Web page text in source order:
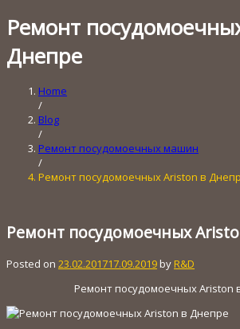
Ремонт
Днепре
Home
/
Blog
/
Ремонт посудомоечных машин
/
Ремонт посудомоечных Ariston в
Ремонт посудомоечных
Posted on 23.02.201717.09.2019by R&D
Ремонт посудомоечных Ariston